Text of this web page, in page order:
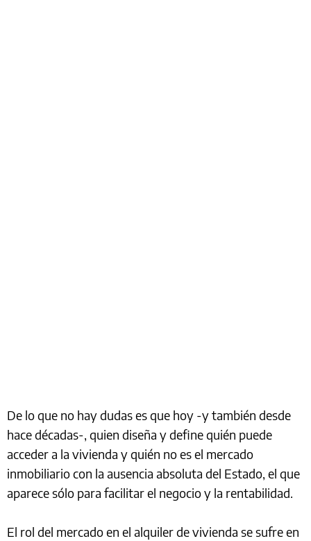
De lo que no hay dudas es que hoy -y también desde
hace décadas-, quien diseña y define quién puede
acceder a la vivienda y quién no es el mercado
inmobiliario con la ausencia absoluta del Estado, el que
aparece sólo para facilitar el negocio y la rentabilidad.
El rol del mercado en el alquiler de vivienda se sufre en